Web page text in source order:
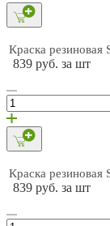
Краска резиновая
839 руб. за шт
Краска резиновая
839 руб. за шт